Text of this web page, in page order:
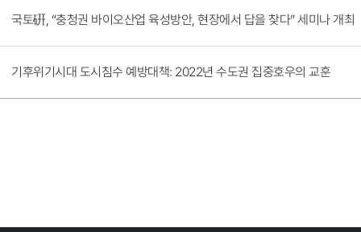
국토硏, “충청권 바이오산업 육성방안, 현장에서 답을 찾다” 세미나 개최
기후위기시대 도시침수 예방대책: 2022년 수도권 집중호우의 교훈